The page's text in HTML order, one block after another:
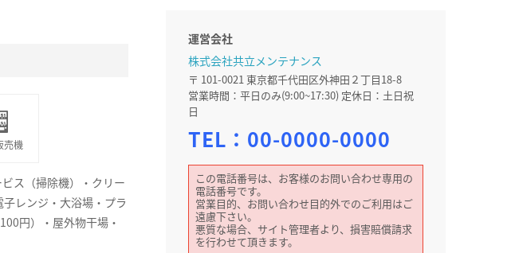
運営会社
株式会社共立メンテナンス
〒 101-0021 東京都千代田区外神田２丁目18-8
営業時間：平日のみ(9:00~17:30) 定休日：土日祝
日
TEL： 00-0000-0000
この電話番号は、お客様のお問い合わせ専用の
電話番号です。
営業目的、お問い合わせ目的外でのご利用はご
遠慮下さい。
悪質な場合、サイト管理者より、損害賠償請求
を行わせて頂きます。
売機
ス（掃除機）・クリー
レンジ・大浴場・プラ
円）・屋外物干場・